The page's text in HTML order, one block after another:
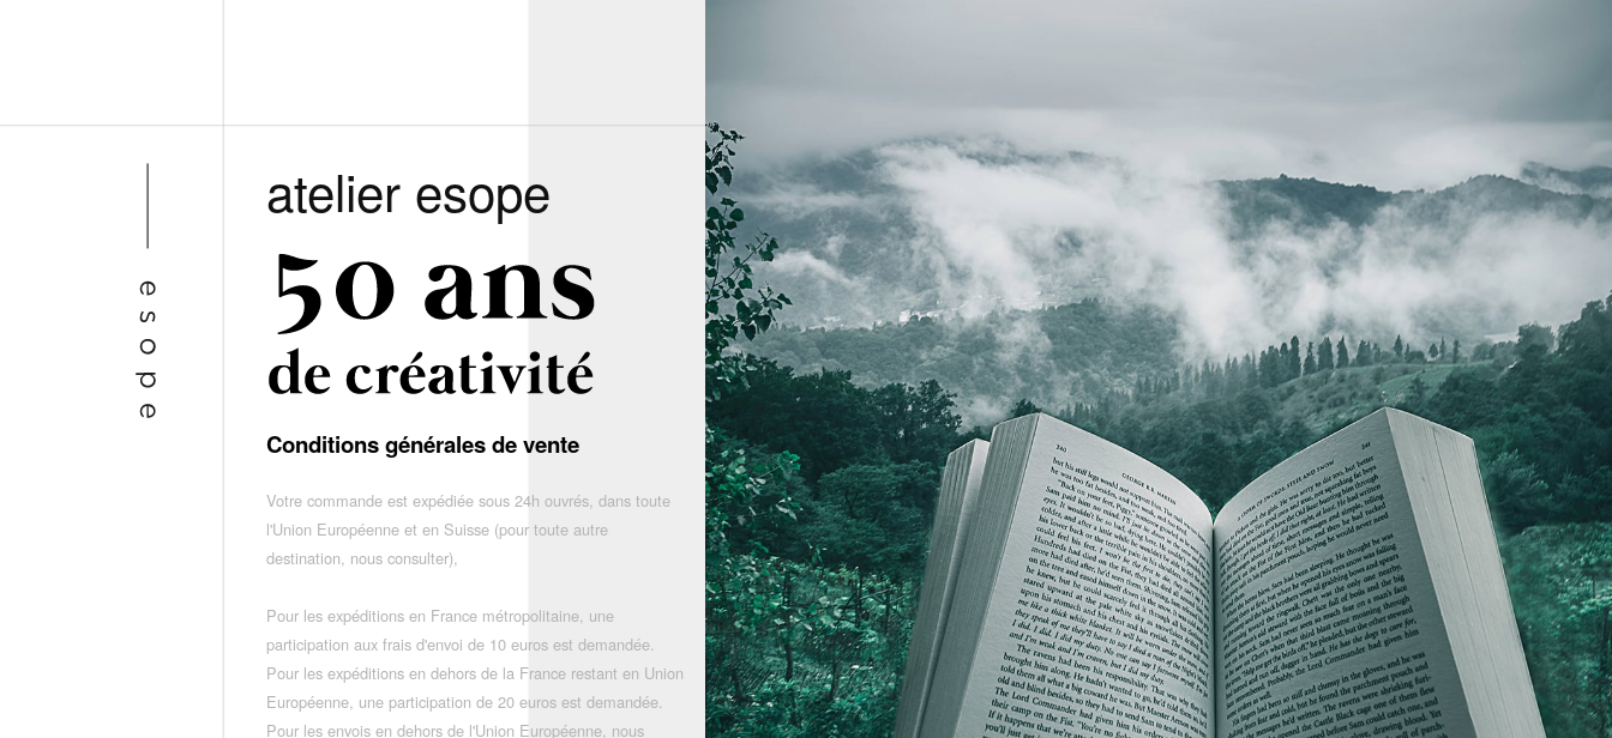
atelier esope
Conditions générales de vente
Votre commande est expédiée sous 24h ouvrés, dans toute
l'Union Européenne et en Suisse (pour toute autre
destination, nous consulter),
Pour les expéditions en France métropolitaine, une
participation aux frais d'envoi de 10 euros est demandée.
Pour les expéditions en dehors de la France restant en Union
Européenne, une participation de 20 euros est demandée.
Pour les envois en dehors de l'Union Européenne, nous